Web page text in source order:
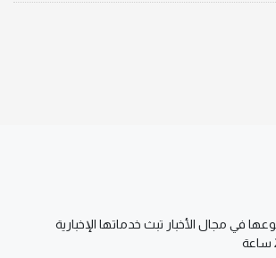
في مجال الأخبار تبث خدماتها الإخبارية